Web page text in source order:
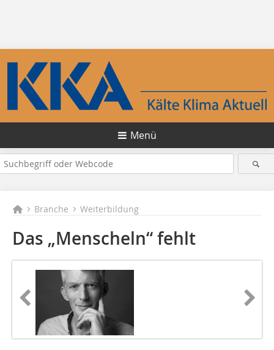
Menü
Branche Weiterbildung
Das „Menscheln“ fehlt